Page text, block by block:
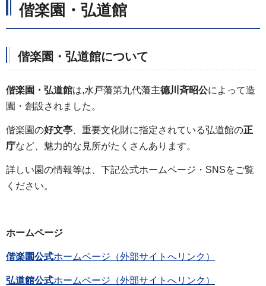
偕楽園・弘道館
偕楽園・弘道館について
偕楽園・弘道館は,水戸藩第九代藩主德川斉昭公によって造
園・創設されました。
偕楽園の好文亭 、重要文化財に指定されている弘道館の正
庁など、魅力的な見所がたくさんあります。
詳しい園の情報等は、下記公式ホームページ・SNSをご覧
ください。
ホームページ
偕楽園公式ホームページ（外部サイトへリンク）
弘道館公式ホームページ（外部サイトへリンク）